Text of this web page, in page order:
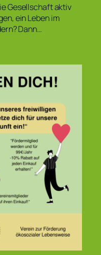
Gesellschaft aktiv
ein Leben im
Dann…